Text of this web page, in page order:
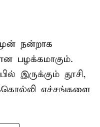
நன்றாக
பழக்கமாகும்.
இருக்கும் தூசி,
எச்சங்களை